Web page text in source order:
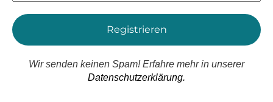
*
Wir senden keinen Spam! Erfahre mehr in unserer
Datenschutzerklärung.